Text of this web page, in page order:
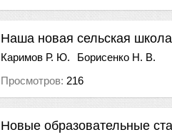
Наша новая сельская школа
Каримов Р. Ю.
Борисенко Н. В.
Просмотров: 216
Новые образовательные